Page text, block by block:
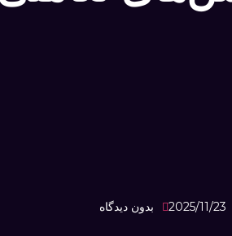
2025/11/23 بدون دیدگاه